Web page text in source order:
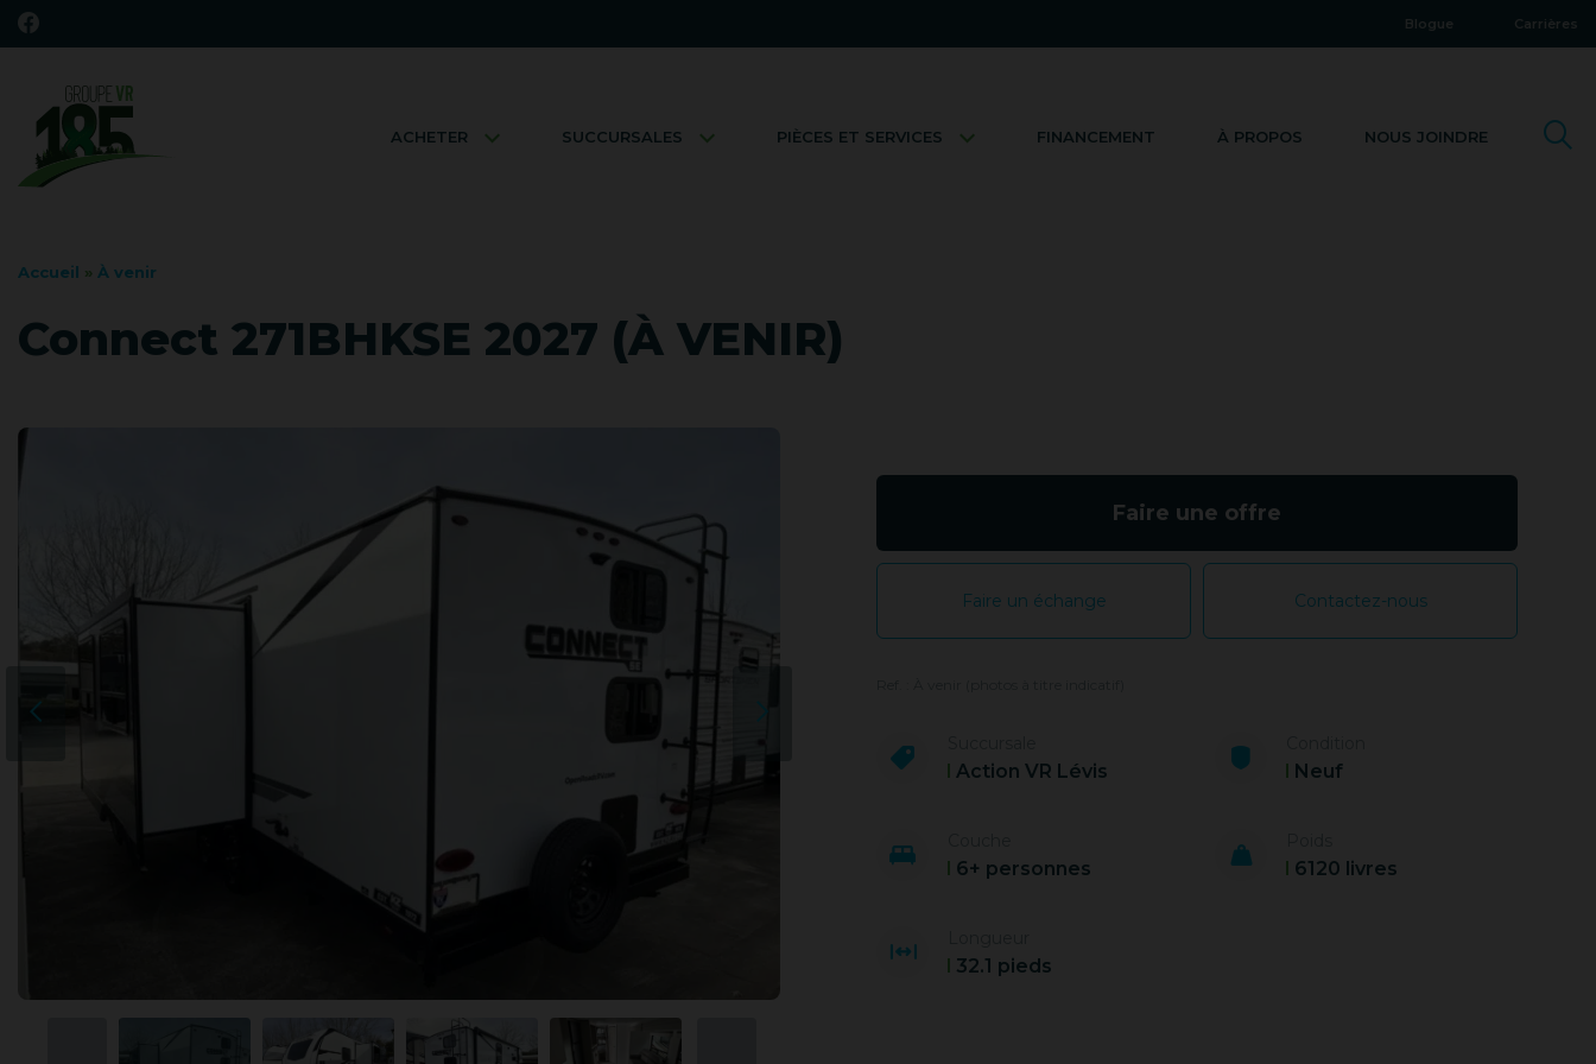
Blogue Carrières
ACHETER SUCCURSALES PIÈCES ET SERVICES FINANCEMENT À PROPOS NOUS JOINDRE
Accueil » À venir
Connect 271BHKSE 2027 (À VENIR)
Faire une offre
Faire un échange Contactez-nous
Action VR Lévis Neuf
6+ personnes 6120 livres
32.1 pieds